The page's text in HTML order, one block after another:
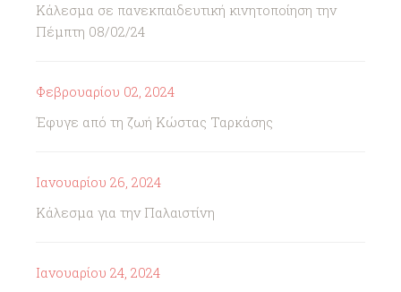
Κάλεσμα σε πανεκπαιδευτική κινητοποίηση την
Πέμπτη 08/02/24
Φεβρουαρίου 02, 2024
Έφυγε από τη ζωή Κώστας Ταρκάσης
Ιανουαρίου 26, 2024
Κάλεσμα για την Παλαιστίνη
Ιανουαρίου 24, 2024